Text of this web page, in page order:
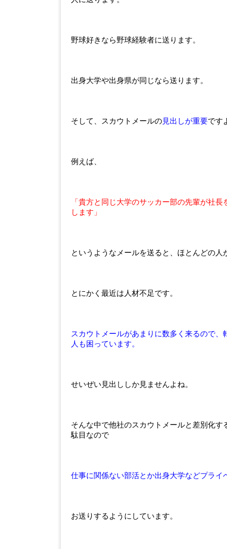
野球好きなら野球経験者に送ります。
出身大学や出身県が同じなら送ります。
そして、スカウトメールの見出しが重要です
例えば、
「貴方と同じ大学のサッカー部の先輩が社
します」
というようなメールを送ると、ほとんどの人
とにかく最近は人材不足です。
スカウトメールがあまりに数多く来るので、
人も困っています。
せいぜい見出ししか見ませんよね。
そんな中で他社のスカウトメールと差別化す
駄目なので
仕事に関係ない部活とか出身大学などプライ
お送りするようにしています。